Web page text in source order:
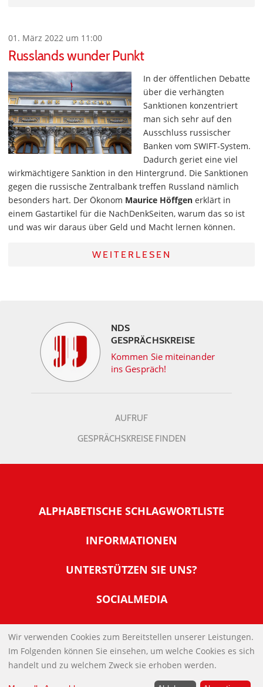
01. März 2022 um 11:00
Russlands wunder Punkt
In der öffentlichen Debatte
über die verhängten
Sanktionen konzentriert
man sich sehr auf den
Ausschluss russischer
Banken vom SWIFT-System.
Dadurch geriet eine viel
wirkmächtigere Sanktion in den Hintergrund. Die Sanktionen
gegen die russische Zentralbank treffen Russland nämlich
besonders hart. Der Ökonom Maurice Höffgen erklärt in
einem Gastartikel für die NachDenkSeiten, warum das so ist
und was wir daraus über Geld und Macht lernen können.
WEITERLESEN
NDS
GESPRÄCHSKREISE
Kommen Sie miteinander
ins Gespräch!
AUFRUF
GESPRÄCHSKREISE FINDEN
ALPHABETISCHE SCHLAGWORTLISTE
INFORMATIONEN
Warum NachDenkSeiten
Tipps zur Nutzung der NachDenkSeiten
Banner und E-Mail-Signaturen
Links
Kontakt
UNTERSTÜTZEN SIE UNS?
Werden Sie Fördermitglied
Spenden Sie Online
SOCIALMEDIA
IMPRESSUM
DATENSCHUTZERKLÄRUNG
Wir verwenden Cookies zum Bereitstellen unserer Leistungen.
Im Folgenden können Sie einsehen, um welche Cookies es sich
handelt und zu welchem Zweck sie erhoben werden.